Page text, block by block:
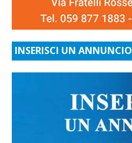
INSERISCI UN ANNUNCIO